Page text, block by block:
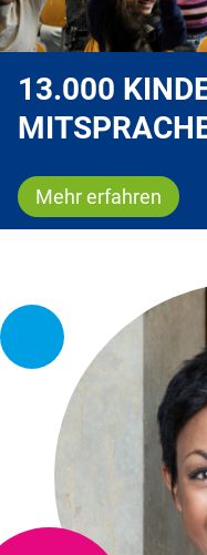
13.000
Mehr erfahren